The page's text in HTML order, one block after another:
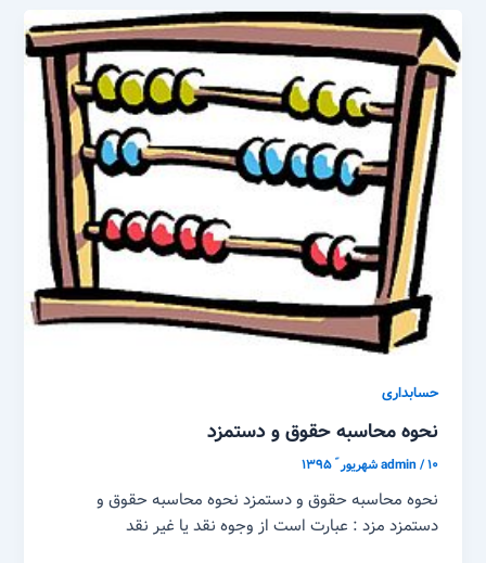
حسابداری
نحوه محاسبه حقوق و دستمزد
admin/۱۰ شهریور ّ ۱۳۹۵
نحوه محاسبه حقوق و دستمزد نحوه محاسبه حقوق و
دستمزد مزد : عبارت است از وجوه نقد یا غیر نقد